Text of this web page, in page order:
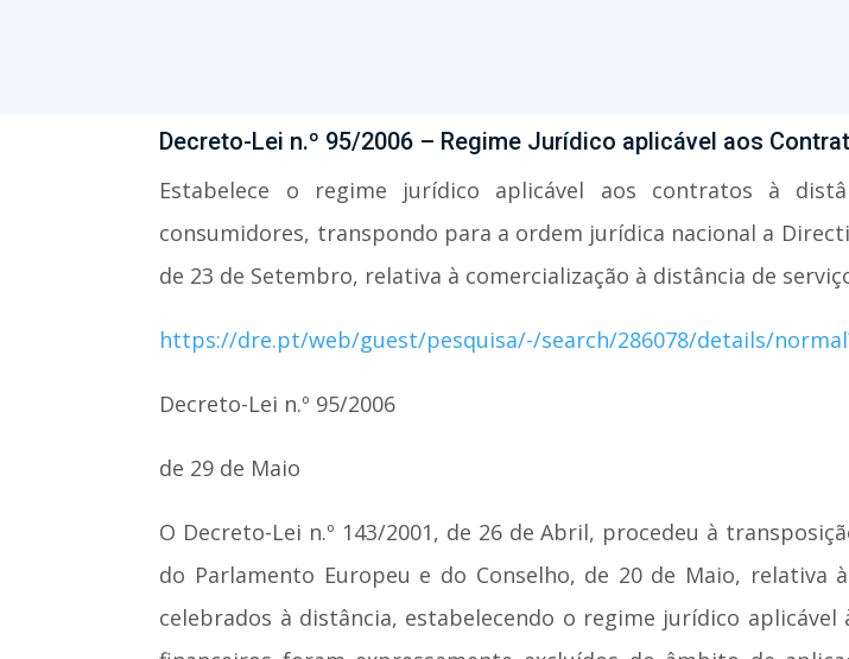
Decreto-Lei n.º 95/2006 – Regime Jurídico aplicável aos
Estabelece o regime jurídico aplicável aos contratos à
consumidores, transpondo para a ordem jurídica nacional a
de 23 de Setembro, relativa à comercialização à distância de
https://dre.pt/web/guest/pesquisa/-/search/286078/details/
Decreto-Lei n.º 95/2006
de 29 de Maio
O Decreto-Lei n.º 143/2001, de 26 de Abril, procedeu à
do Parlamento Europeu e do Conselho, de 20 de Maio,
celebrados à distância, estabelecendo o regime jurídico